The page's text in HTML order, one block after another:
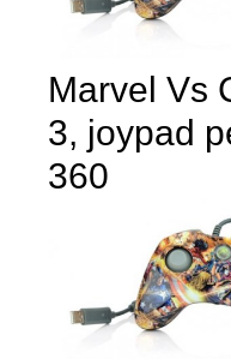
Marvel Vs
3, joypad
360